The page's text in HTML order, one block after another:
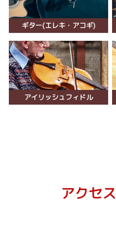
ギター(エレキ・アコギ)
アイリッシュフィドル
アクセス